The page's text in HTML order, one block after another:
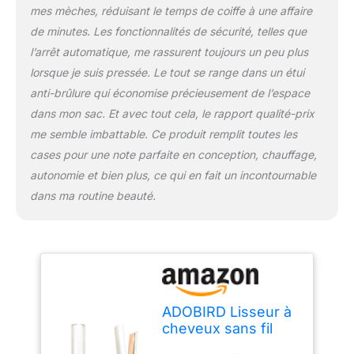
réglables, adaptés à
différents types de
cheveux doux et durs,
vous permettant de lisser
vos cheveux. Il dispose
d'un couvercle isolé et
d'une fonction d'arrêt
automatique après 10
pas besoin d’attendre
fermez le couvercle. Cela
évitera que les tables et
autres petits objets ne
soient brûlés.
Conception Sans Fil et
Portable : le mini fer à
mes mèches, réduisant le temps de coiffe à une affaire
de minutes. Les fonctionnalités de sécurité, telles que
l’arrêt automatique, me rassurent toujours un peu plus
lorsque je suis pressée. Le tout se range dans un étui
anti-brûlure qui économise précieusement de l’espace
dans mon sac. Et avec tout cela, le rapport qualité-prix
me semble imbattable. Ce produit remplit toutes les
cases pour une note parfaite en conception, chauffage,
autonomie et bien plus, ce qui en fait un incontournable
dans ma routine beauté.
ADOBIRD Lisseur à
cheveux sans fil